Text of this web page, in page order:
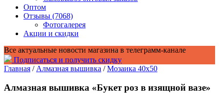
Оптом
Отзывы (7068)
Фотогалерея
Акции и скидки
Все актуальные новости магазина в телеграмм-канале
Подписаться и получить скидку
Главная / Алмазная вышивка /Мозаика 40x50
Алмазная вышивка «Букет роз в изящной вазе»